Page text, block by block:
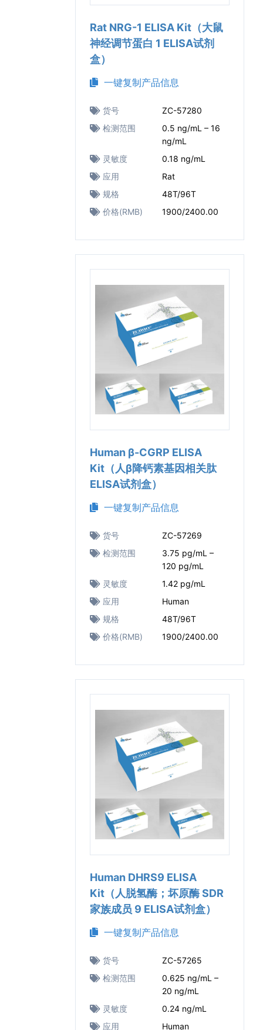
Rat NRG-1 ELISA Kit（大鼠
神经调节蛋白 1 ELISA试剂
盒）
一键复制产品信息
货号
ZC-57280
检测范围
0.5 ng/mL – 16
ng/mL
灵敏度
0.18 ng/mL
应用
Rat
规格
48T/96T
价格(RMB)
1900/2400.00
Human β-CGRP ELISA
Kit（人β降钙素基因相关肽
ELISA试剂盒）
一键复制产品信息
货号
ZC-57269
检测范围
3.75 pg/mL –
120 pg/mL
灵敏度
1.42 pg/mL
应用
Human
规格
48T/96T
价格(RMB)
1900/2400.00
Human DHRS9 ELISA
Kit（人脱氢酶；坏原酶 SDR
家族成员 9 ELISA试剂盒）
一键复制产品信息
货号
ZC-57265
检测范围
0.625 ng/mL –
20 ng/mL
灵敏度
0.24 ng/mL
应用
Human